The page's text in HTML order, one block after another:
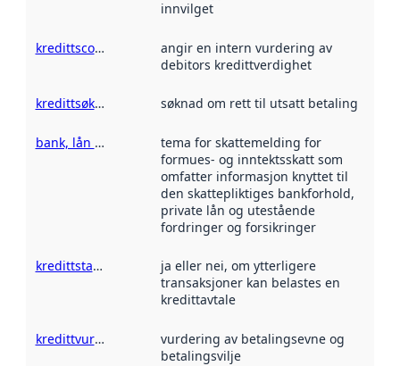
innvilget
kredittscore
angir en intern vurdering av
debitors kredittverdighet
kredittsøknad søknad om rett til utsatt betaling
bank, lån og forsikring
tema for skattemelding for
formues- og inntektsskatt som
omfatter informasjon knyttet til
den skattepliktiges bankforhold,
private lån og utestående
fordringer og forsikringer
kredittstatus
ja eller nei, om ytterligere
transaksjoner kan belastes en
kredittavtale
kredittvurdering
vurdering av betalingsevne og
betalingsvilje